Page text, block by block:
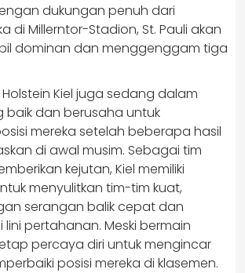
dukungan penuh dari
di Millerntor-Stadion, St. Pauli akan
dominan dan menggenggam tiga
Kiel juga sedang dalam
baik dan berusaha untuk
mereka setelah beberapa hasil
di awal musim. Sebagai tim
kejutan, Kiel memiliki
menyulitkan tim-tim kuat,
serangan balik cepat dan
lini pertahanan. Meski bermain
percaya diri untuk mengincar
posisi mereka di klasemen.